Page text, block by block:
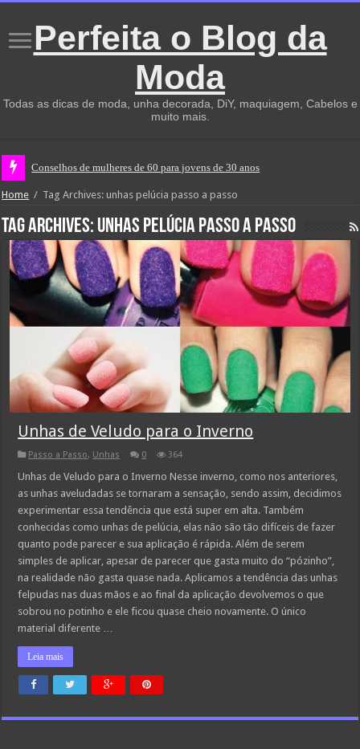
Perfeita o Blog da
Moda
Todas as dicas de moda, unha decorada, DiY, maquiagem, Cabelos e
muito mais.
Conselhos de mulheres de 60 para jovens de 30 anos
Home / Tag Archives: unhas pelúcia passo a passo
Tag Archives: unhas pelúcia passo a passo
Unhas de Veludo para o Inverno
Passo a Passo, Unhas 0 364
Unhas de Veludo para o Inverno Nesse inverno, como nos anteriores,
as unhas aveludadas se tornaram a sensação, sendo assim, decidimos
experimentar essa tendência que está super em alta. Também
conhecidas como unhas de pelúcia, elas não são tão difíceis de fazer
quanto pode parecer e sua aplicação é rápida. Além de serem
simples de aplicar, apesar de parecer que gasta muito do “pózinho”,
na realidade não gasta quase nada. Aplicamos a tendência das unhas
felpudas nas duas mãos e ao final da aplicação devolvemos o que
sobrou no potinho e ele ficou quase cheio novamente. O único
material diferente …
Leia mais